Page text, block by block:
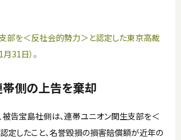
部を＜反社会的勢力＞と認定した東京高裁
31日）。
側の上告を棄却
被告宝島社側は、連帯ユニオン関生支部を＜
定したこと、名誉毀損の損害賠償額が近年の